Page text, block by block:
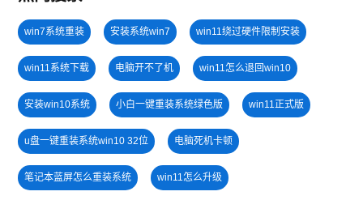
win7系统重装 安装系统win7 win11绕过硬件限制安装
win11系统下载 电脑开不了机 win11怎么退回win10
安装win10系统 小白一键重装系统绿色版 win11正式版
u盘一键重装系统win10 32位 电脑死机卡顿
笔记本蓝屏怎么重装系统 win11怎么升级